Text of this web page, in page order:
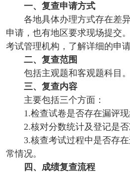
一、复查申请方式
各地具体办理方式存在差
申请，也有地区要求现场提交
考试管理机构，了解详细的申
二、复查范围
包括主观题和客观题科目。
三、复查内容
主要包括三个方面：
1.检查试卷是否存在漏评
2.核对分数统计及登记是
3.核查考试过程中是否存
常情况。
四、成绩复查流程